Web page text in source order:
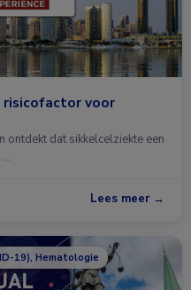
risicofactor voor
ontdekt dat sikkelcelziekte een
…
Lees meer →
19), Hematologie